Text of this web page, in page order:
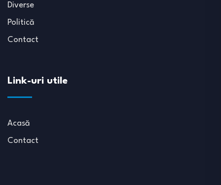
Diverse
Politică
Contact
Link-uri utile
Acasă
Contact